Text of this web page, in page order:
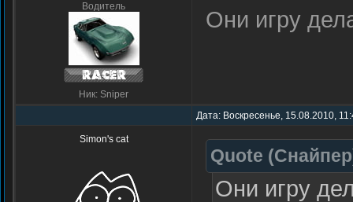
Водитель
Ник: Sniper
Они игру
Дата: Воскресенье, 15.08.2010,
Simon's cat
Quote (Снайпер
Они игру